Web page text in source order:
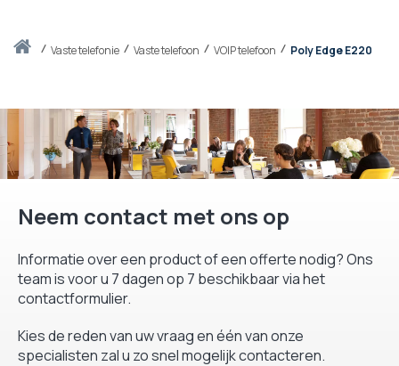
Thuisvaste telefonie Vaste telefoon VOIP telefoon Poly Edge E220
Neem contact met ons op
Informatie over een product of een offerte nodig? Ons
team is voor u 7 dagen op 7 beschikbaar via het
contactformulier.
Kies de reden van uw vraag en één van onze
specialisten zal u zo snel mogelijk contacteren.